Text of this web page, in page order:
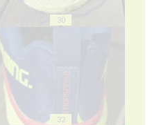
30
32